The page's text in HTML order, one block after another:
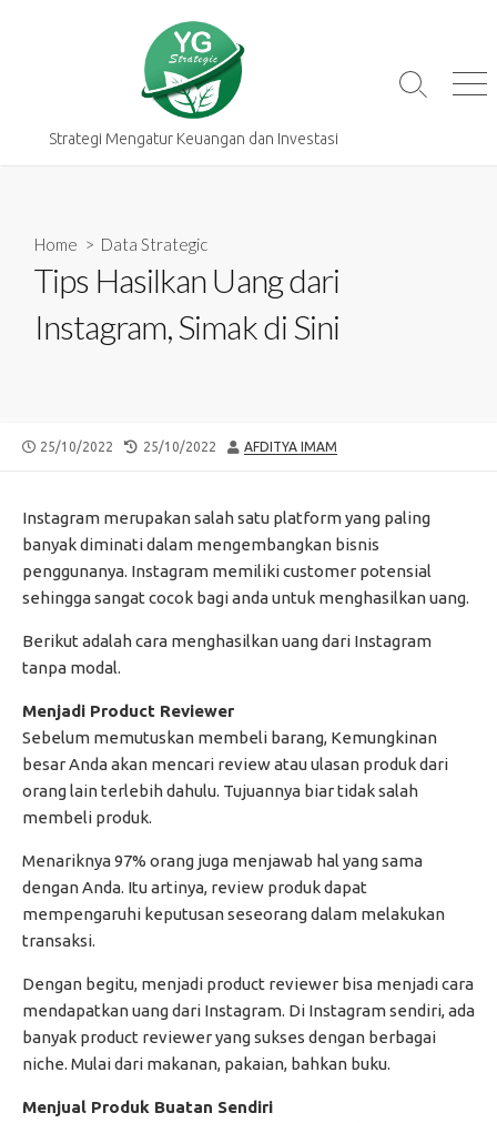
Strategi Mengatur Keuangan dan Investasi
Search
Home > Data Strategic
Tips Hasilkan Uang dari
Instagram, Simak di Sini
PUBLISHED
25/10/2022
LAST
25/10/2022 AUTHOR
AFDITYA IMAM
Instagram merupakan salah satu platform yang paling
banyak diminati dalam mengembangkan bisnis
penggunanya. Instagram memiliki customer potensial
sehingga sangat cocok bagi anda untuk menghasilkan uang.
Berikut adalah cara menghasilkan uang dari Instagram
tanpa modal.
Menjadi Product Reviewer
Sebelum memutuskan membeli barang, Kemungkinan
besar Anda akan mencari review atau ulasan produk dari
orang lain terlebih dahulu. Tujuannya biar tidak salah
membeli produk.
Menariknya 97% orang juga menjawab hal yang sama
dengan Anda. Itu artinya, review produk dapat
mempengaruhi keputusan seseorang dalam melakukan
transaksi.
Dengan begitu, menjadi product reviewer bisa menjadi cara
mendapatkan uang dari Instagram. Di Instagram sendiri, ada
banyak product reviewer yang sukses dengan berbagai
niche. Mulai dari makanan, pakaian, bahkan buku.
Menjual Produk Buatan Sendiri